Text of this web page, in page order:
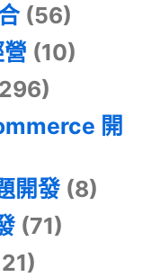
(56)
(10)
開
開發(8)
(71)